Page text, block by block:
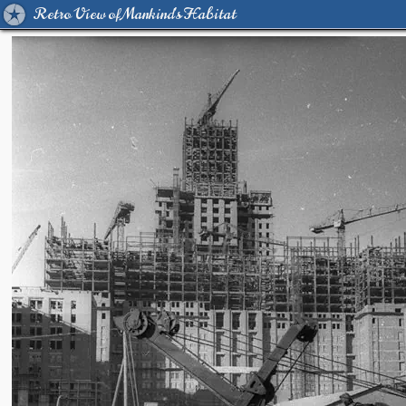
Retro View of Mankind's Habitat